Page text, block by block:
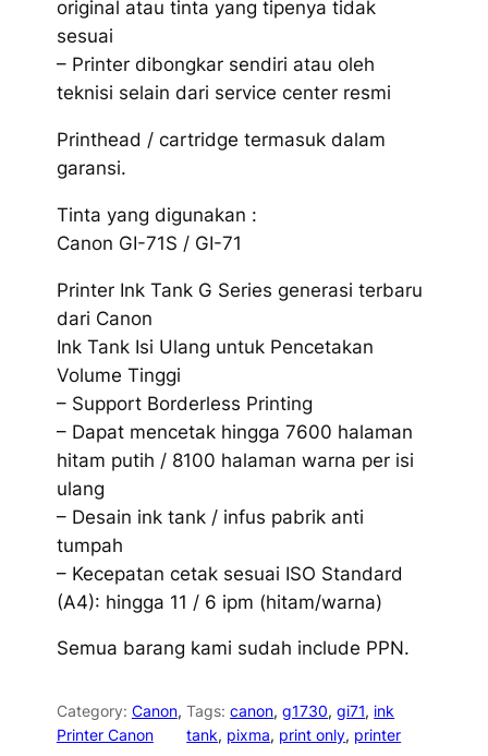
original atau tinta yang tipenya tidak
sesuai
– Printer dibongkar sendiri atau oleh
teknisi selain dari service center resmi
Printhead / cartridge termasuk dalam
garansi.
Tinta yang digunakan :
Canon GI-71S / GI-71
Printer Ink Tank G Series generasi terbaru
dari Canon
Ink Tank Isi Ulang untuk Pencetakan
Volume Tinggi
– Support Borderless Printing
– Dapat mencetak hingga 7600 halaman
hitam putih / 8100 halaman warna per isi
ulang
– Desain ink tank / infus pabrik anti
tumpah
– Kecepatan cetak sesuai ISO Standard
(A4): hingga 11 / 6 ipm (hitam/warna)
Semua barang kami sudah include PPN.
Category: Canon
Printer Canon
Tags:canon, g1730, gi71, ink
tank, pixma, print only, printer